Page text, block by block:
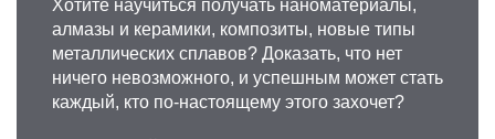
Менушенков
К.ф.-м.н., доценткафедры физического
материаловедения, старший научный
сотрудник, заведующийНИЛ постоянных
Хотите научиться получать наноматериалы,
алмазы и керамики, композиты, новые типы
металлических сплавов? Доказать, что нет
ничего невозможного, и успешным может стать
каждый, кто по-настоящему этого захочет?